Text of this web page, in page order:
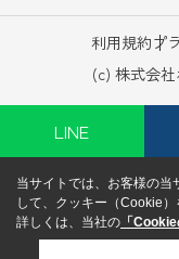
利用規約プ
(c) 株式会
LINE
当サイトでは、お客様の当
して、クッキー（Cookie）
詳しくは、当社の 「